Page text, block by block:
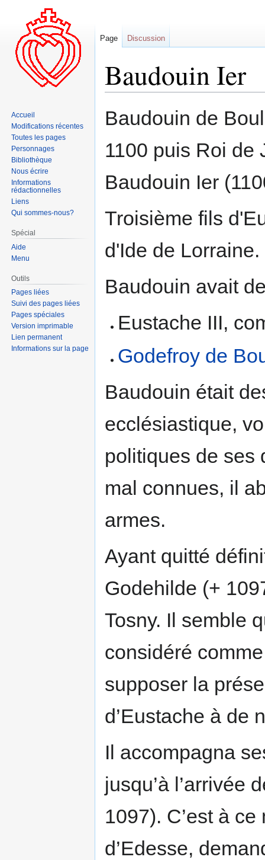
Baudouin Ier
à
navigation
à
recherche
Baudouin de
1100 puis Roi de
Baudouin Ier
Troisième fils
d'Ide de Lorraine.
Baudouin avait
Eustache III,
Godefroy de
Baudouin était
ecclésiastique,
politiques de ses
mal connues, il
armes.
Ayant quitté
Godehilde (+
Tosny. Il semble
considéré
supposer la
d’Eustache à de
Il accompagna
jusqu’à l’arrivée
1097). C’est à
d’Edesse,
Page Discussion
Accueil
Modifications récentes
Toutes les pages
Personnages
Bibliothèque
Nous écrire
Informations
rédactionnelles
Liens
Qui sommes-nous?
Spécial
Aide
Menu
Outils
Pages liées
Suivi des pages liées
Pages spéciales
Version imprimable
Lien permanent
Informations sur la page